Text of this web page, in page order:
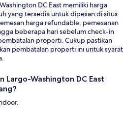
DC East memiliki harga
yang tersedia untuk dipesan di situs
harga refundable, pemesanan
beberapa hari sebelum check-in
properti. Cukup pastikan
pembatalan properti ini untuk syarat
Largo-Washington DC East